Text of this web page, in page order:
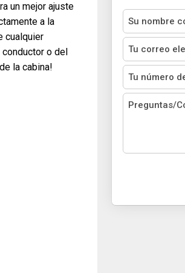
un mejor ajuste
a la
cualquier
o del
la cabina!